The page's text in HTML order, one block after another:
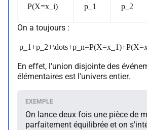
P(X=x_i) p_1 p_2
On a toujours :
En effet, l'union disjointe des
élémentaires est l'univers entier.
On lance deux fois une pièce de
parfaitement équilibrée et on